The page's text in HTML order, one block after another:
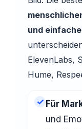
und
ElevenLabs,
Hume,
✓ Für
und